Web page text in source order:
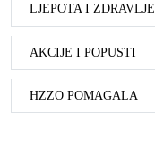
LJEPOTA I ZDRAVLJE
AKCIJE I POPUSTI
HZZO POMAGALA